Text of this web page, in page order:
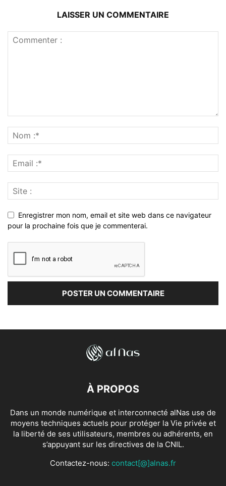
LAISSER UN COMMENTAIRE
Enregistrer mon nom, email et site web dans ce navigateur
pour la prochaine fois que je commenterai.
À PROPOS
Dans un monde numérique et interconnecté alNas use de
moyens techniques actuels pour protéger la Vie privée et
la liberté de ses utilisateurs, membres ou adhérents, en
s’appuyant sur les directives de la CNIL.
Contactez-nous: contact[@]alnas.fr